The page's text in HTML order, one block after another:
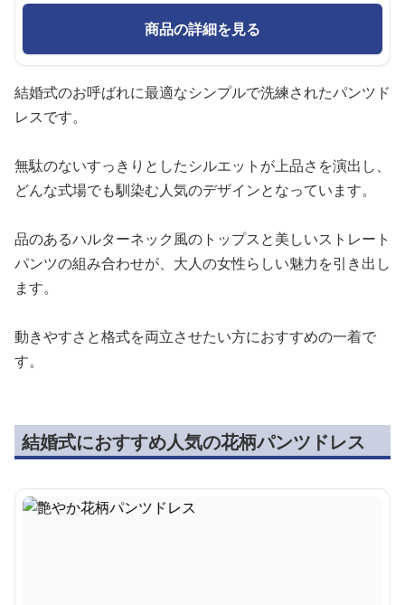
商品の詳細を見る
結婚式のお呼ばれに最適なシンプルで洗練されたパンツド
レスです。
無駄のないすっきりとしたシルエットが上品さを演出し、
どんな式場でも馴染む人気のデザインとなっています。
品のあるハルターネック風のトップスと美しいストレート
パンツの組み合わせが、大人の女性らしい魅力を引き出し
ます。
動きやすさと格式を両立させたい方におすすめの一着で
す。
結婚式におすすめ人気の花柄パンツドレス